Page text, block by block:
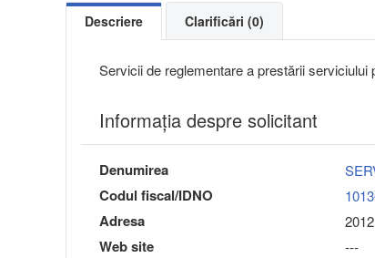
Descriere Clarificări (0)
Servicii de reglementare a prestării
Informaţia despre solicitant
Denumirea
Codul fiscal/IDNO
Adresa
Web site ---